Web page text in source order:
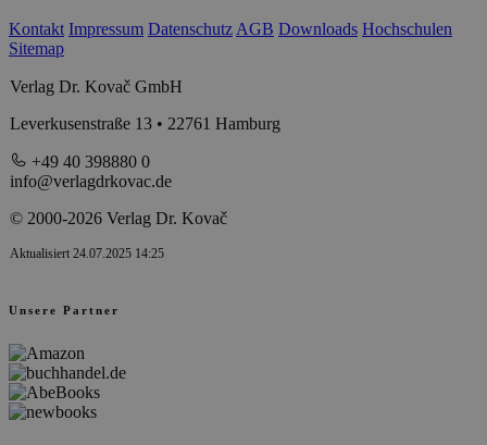
Kontakt Impressum Datenschutz AGB Downloads Hochschulen
Sitemap
Verlag Dr. Kovač GmbH
Leverkusenstraße 13 • 22761 Hamburg
+49 40 398880 0
info@verlagdrkovac.de
© 2000-2026 Verlag Dr. Kovač
Aktualisiert 24.07.2025 14:25
Unsere Partner